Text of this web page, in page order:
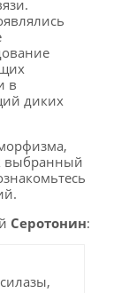
в
диких
выбранный
Серотонин: